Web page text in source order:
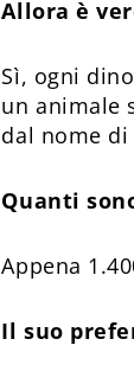
Allora è
Sì, ogni
un animale
dal nome
Quanti
Appena
Il suo